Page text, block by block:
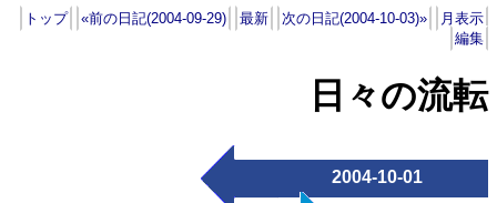
トップ «前の日記(2004-09-29) 最新 次の日記(2004-10-03)»
月表示
編集
日々の流転
2004-10-01